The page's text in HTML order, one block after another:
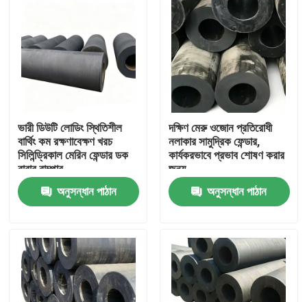
পণ্য
ভারী ডিউটি লোডিং স্থিতিশীল
বার্থিং কম রক্ষণাবেক্ষণ খরচ
সিলিন্ড্রিকাল মেরিন ফেন্ডার ডক
রাবার বাম্পার
অনুসন্ধান পাঠান
দক্ষিণ মেরু ওজোন প্রতিরোধী
নলাকার সামুদ্রিক ফেন্ডার,
কার্যকরভাবে প্রভাব শোষণ করার
জন্য
অনুসন্ধান পাঠান